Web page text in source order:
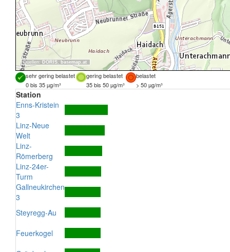
Quellen: DORIS, basemap.at
sehr gering belastet gering belastet
belastet
0 bis 35 µg/m³
35 bis 50 µg/m³ > 50 µg/m³
Station
Enns-Kristein
3
Linz-Neue
Welt
Linz-
Römerberg
Linz-24er-
Turm
Gallneukirchen
3
Steyregg-Au
Feuerkogel